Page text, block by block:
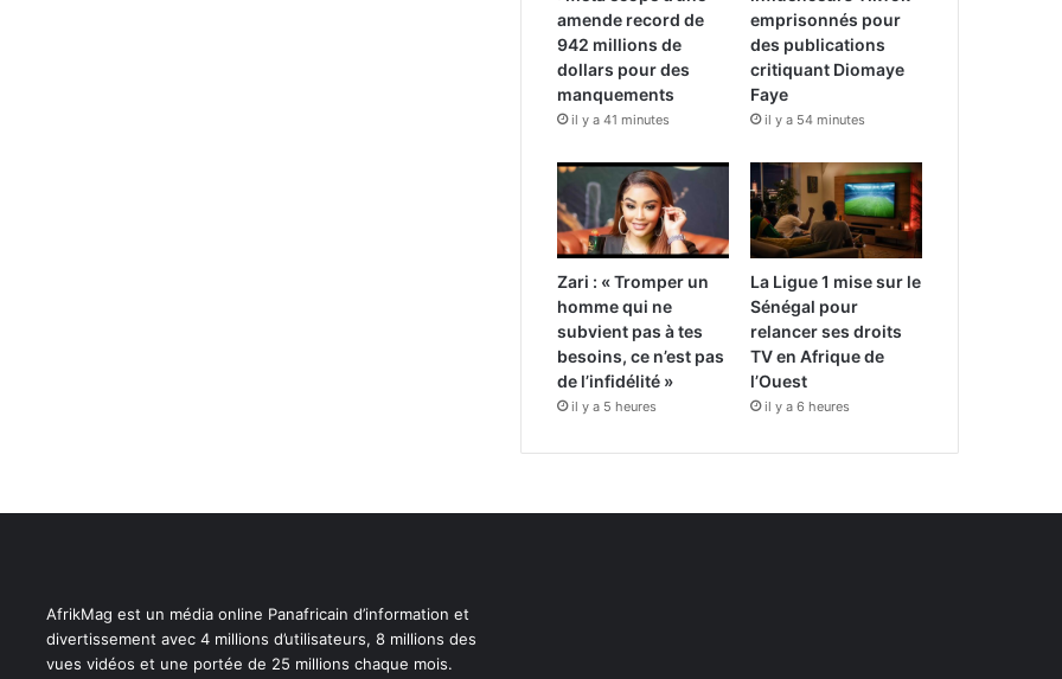
amende record de
942 millions de
dollars pour des
manquements
il y a 41 minutes
emprisonnés pour
des publications
critiquant Diomaye
Faye
il y a 54 minutes
Zari : « Tromper un
homme qui ne
subvient pas à tes
besoins, ce n’est pas
de l’infidélité »
il y a 5 heures
La Ligue 1 mise sur le
Sénégal pour
relancer ses droits
TV en Afrique de
l’Ouest
il y a 6 heures
AfrikMag est un média online Panafricain d’information et
divertissement avec 4 millions d’utilisateurs, 8 millions des
vues vidéos et une portée de 25 millions chaque mois.